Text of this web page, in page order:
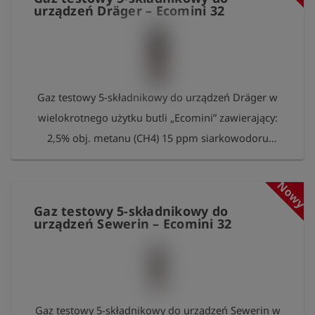
urządzeń Dräger – Ecomini 32
Gaz testowy 5-składnikowy do urządzeń Dräger w
wielokrotnego użytku butli „Ecomini” zawierający:
2,5% obj. metanu (CH4) 15 ppm siarkowodoru
(H2S) 50 ppm tlenku węgla (CO) 2% obj. dwutlenku
węgla (CO2) 18% obj. tlenu (O2) w azocie (N2)
Zawartość: ok. 31,5 litra Przyłącze: zawór z
Gaz testowy 5-składnikowy do
urządzeń Sewerin – Ecomini 32
Nowy
Gaz testowy 5-składnikowy do urządzeń Sewerin w